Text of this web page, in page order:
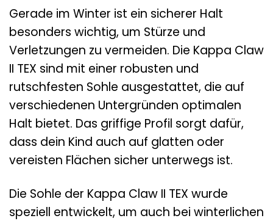
Gerade im Winter ist ein sicherer Halt
besonders wichtig, um Stürze und
Verletzungen zu vermeiden. Die Kappa Claw
II TEX sind mit einer robusten und
rutschfesten Sohle ausgestattet, die auf
verschiedenen Untergründen optimalen
Halt bietet. Das griffige Profil sorgt dafür,
dass dein Kind auch auf glatten oder
vereisten Flächen sicher unterwegs ist.
Die Sohle der Kappa Claw II TEX wurde
speziell entwickelt, um auch bei winterlichen